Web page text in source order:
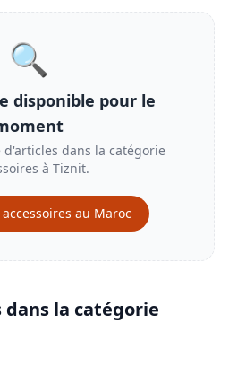
🔍
disponible pour le
dans la catégorie
à Tiznit.
accessoires au Maroc
la catégorie